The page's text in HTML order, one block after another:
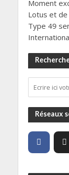
Moment
Lotus et
Type 49
Réseaux